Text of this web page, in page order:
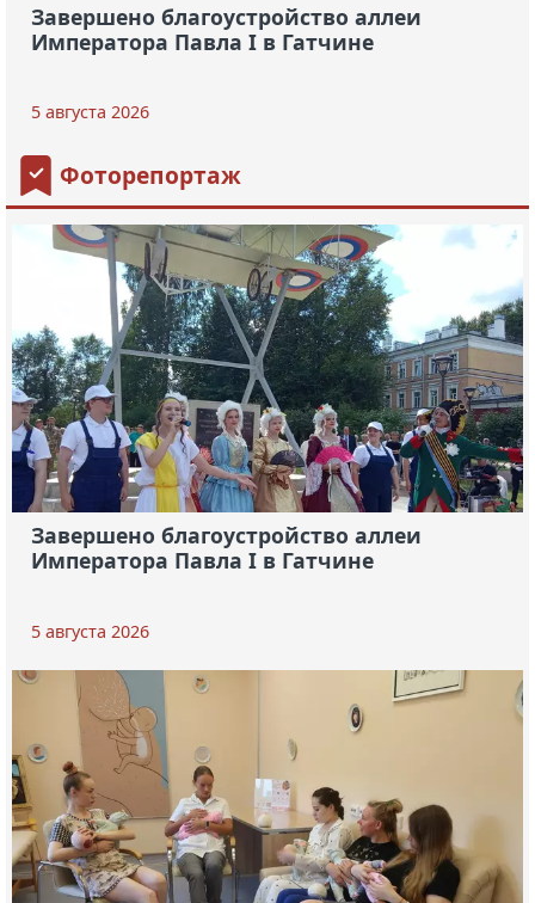
Завершено благоустройство аллеи
Императора Павла I в Гатчине
5 августа 2026
Фоторепортаж
Завершено благоустройство аллеи
Императора Павла I в Гатчине
5 августа 2026